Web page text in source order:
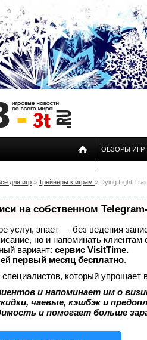
ОБЗОРЫ ИГР
для игр » Трейнеры к играм » Dying Light
на собственном
услуг, знает — без ведения
но и напоминать
вариант: сервис VisitTime.
первый месяц бесплатно.
который упрощает
и напоминает им о
чаевые, кэшбэк и
и помогает больше